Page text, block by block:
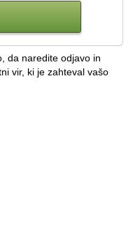
da naredite odjavo in
vir, ki je zahteval vašo